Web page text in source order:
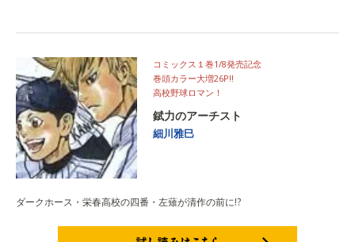
コミックス１巻1/8発売記念
巻頭カラー大増26P!!
高校野球ロマン！
錻力のアーチスト
細川雅巳
ダークホース・栄春高校の四番・左薙が清作の前に!?